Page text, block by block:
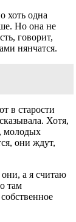
хоть одна
Но она не
говорит,
нянчатся.
в старости
Хотя,
молодых
они ждут,
а я считаю
там